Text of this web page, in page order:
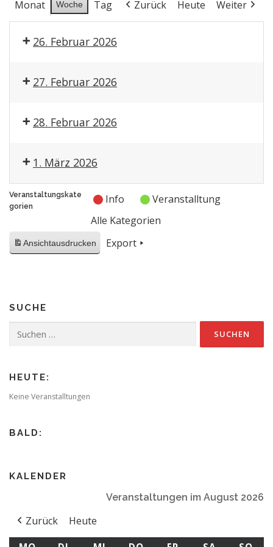
Monat Woche Tag Zurück Heute Weiter
26. Februar 2026
27. Februar 2026
28. Februar 2026
1. März 2026
Veranstaltungskate
gorien
Info
Veranstalltung
Alle Kategorien
Ansichtausdrucken Export
SUCHE
nach:
HEUTE:
Keine Veranstalltungen
BALD:
KALENDER
Veranstaltungen im August 2026
Zurück Heute